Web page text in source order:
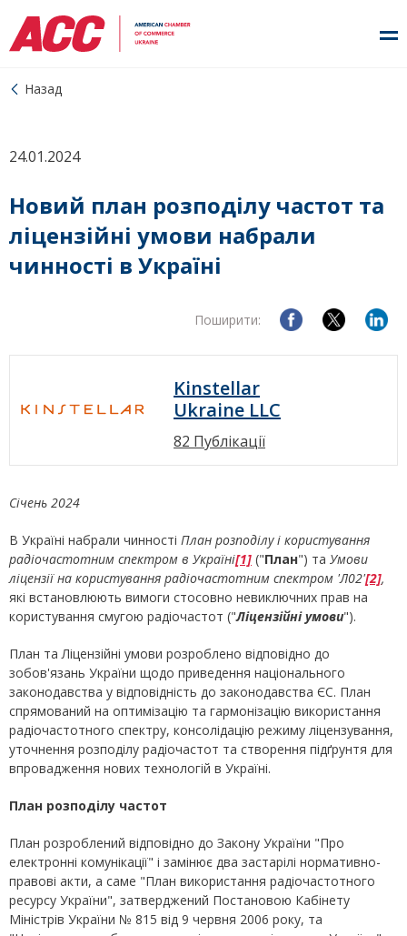
Назад
24.01.2024
Новий план розподілу частот та
ліцензійні умови набрали
чинності в Україні
Поширити:
Kinstellar
Ukraine LLC
82 Публікації
Січень 2024
В Україні набрали чинності План розподілу і користування
радіочастотним спектром в Україні[1] ("План") та Умови
ліцензії на користування радіочастотним спектром 'Л02'[2],
які встановлюють вимоги стосовно невиключних прав на
користування смугою радіочастот ("Ліцензійні умови").
План та Ліцензійні умови розроблено відповідно до
зобов'язань України щодо приведення національного
законодавства у відповідність до законодавства ЄС. План
спрямований на оптимізацію та гармонізацію використання
радіочастотного спектру, консолідацію режиму ліцензування,
уточнення розподілу радіочастот та створення підґрунтя для
впровадження нових технологій в Україні.
План розподілу частот
План розроблений відповідно до Закону України "Про
електронні комунікації" і замінює два застарілі нормативно-
правові акти, а саме "План використання радіочастотного
ресурсу України", затверджений Постановою Кабінету
Міністрів України № 815 від 9 червня 2006 року, та